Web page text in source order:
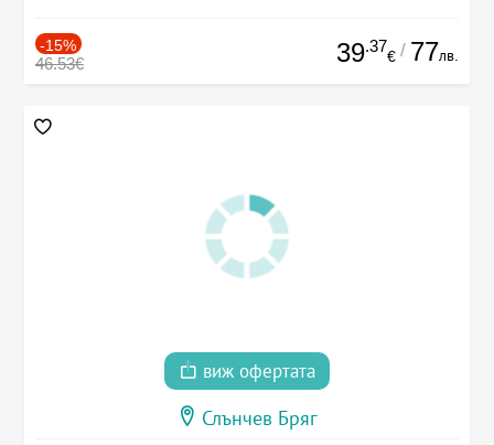
-15%
46.53€ 39.37
€ / 77лв.
виж офертата
Слънчев Бряг